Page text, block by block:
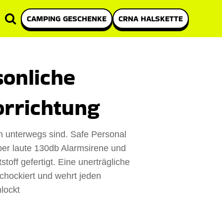
CAMPING GESCHENKE CRNA HALSKETTE
unterwegs sind. Safe Personal
laute 130db Alarmsirene und
gefertigt. Eine unerträgliche
und wehrt jeden